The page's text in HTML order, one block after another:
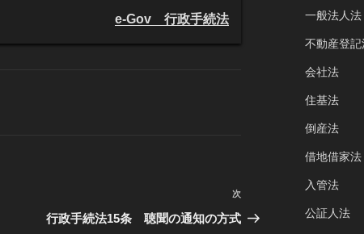
e-Gov 行政手続法
の
次
行政手続法15条 聴聞の通知の方式
一般法人法
不動産登記
会社法
住基法
倒産法
借地借家法
入管法
公証人法